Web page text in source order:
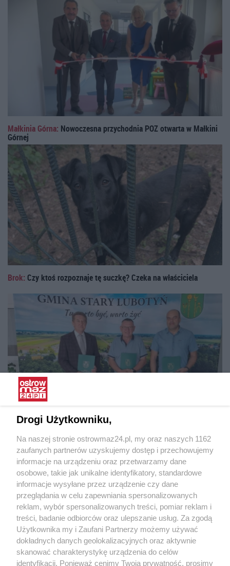
Małkinia Górna: Nowoczesna przychodnia POZ otwarta w Małkini
Górnej
Brok: Czy ktoś rozpoznaje tę suczkę? Czeka na właściciela
Stary Lubotyń:Strażnica OSP Podbiele zostanie przebudowana.
Podpisano umowę
Drogi Użytkowniku,
Na naszej stronie ostrowmaz24.pl, my oraz naszych 1162
zaufanych partnerów uzyskujemy dostęp i przechowujemy
informacje na urządzeniu oraz przetwarzamy dane
osobowe, takie jak unikalne identyfikatory, standardowe
informacje wysyłane przez urządzenie czy dane
przeglądania w celu zapewniania spersonalizowanych
reklam, wybór spersonalizowanych treści, pomiar reklam i
treści, badanie odbiorców oraz ulepszanie usług. Za zgodą
Użytkownika my i Zaufani Partnerzy możemy używać
dokładnych danych geolokalizacyjnych oraz aktywnie
skanować charakterystykę urządzenia do celów
identyfikacji. Ponieważ cenimy Twoją prywatność, prosimy